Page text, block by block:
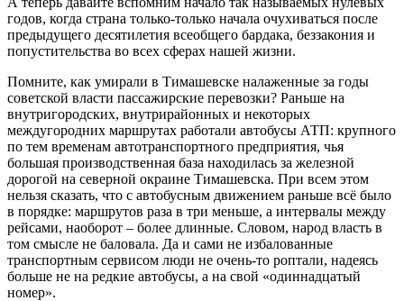
годов, когда страна только-только начала очухиваться после
предыдущего десятилетия всеобщего бардака, беззакония и
попустительства во всех сферах нашей жизни.
Помните, как умирали в Тимашевске налаженные за годы
советской власти пассажирские перевозки? Раньше на
внутригородских, внутрирайонных и некоторых
междугородних маршрутах работали автобусы АТП: крупного
по тем временам автотранспортного предприятия, чья
большая производственная база находилась за железной
дорогой на северной окраине Тимашевска. При всем этом
нельзя сказать, что с автобусным движением раньше всё было
в порядке: маршрутов раза в три меньше, а интервалы между
рейсами, наоборот – более длинные. Словом, народ власть в
том смысле не баловала. Да и сами не избалованные
транспортным сервисом люди не очень-то роптали, надеясь
больше не на редкие автобусы, а на свой «одиннадцатый
номер».